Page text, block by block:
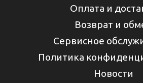
Оплата и
Возврат и
Сервисное
Политика
Новости